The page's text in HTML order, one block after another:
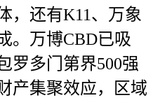
，还有K11、万象
。万博CBD已吸
罗多门第界500强
产集聚效应，区域